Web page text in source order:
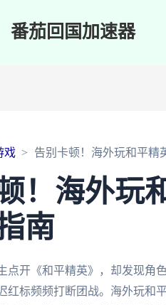
番茄回国加速器
戏 告别卡顿！海外玩和平精
！海外玩
南
点开《和平精英》，却发现角
红标频频打断团战。海外玩和